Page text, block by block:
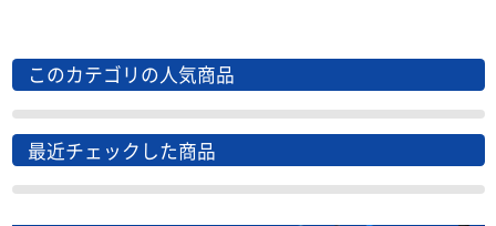
このカテゴリの人気商品
最近チェックした商品